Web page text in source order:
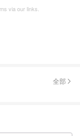
via our links.
全部